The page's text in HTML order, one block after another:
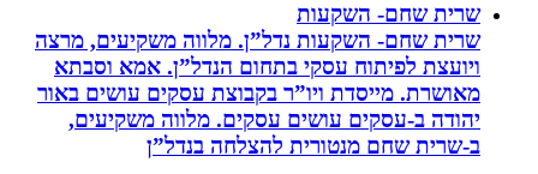
שרית שחם- השקעות
שרית שחם- השקעות נדל”ן. מלווה משקיעים, מרצה
ויועצת לפיתוח עסקי בתחום הנדל”ן. אמא וסבתא
מאושרת. ‏מייסדת ויו”ר בקבוצת עסקים עושים באור
יהודה‏ ב-‏עסקים עושים עסקים‏. ‏מלווה משקיעים,
ב-‏שרית שחם מנטורית להצלחה בנדל”ן‏